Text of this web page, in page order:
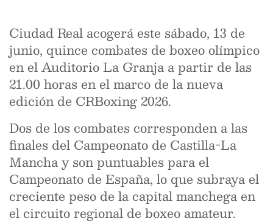
Ciudad Real acogerá este sábado, 13 de
junio, quince combates de boxeo olímpico
en el Auditorio La Granja a partir de las
21.00 horas en el marco de la nueva
edición de CRBoxing 2026.
Dos de los combates corresponden a las
finales del Campeonato de Castilla-La
Mancha y son puntuables para el
Campeonato de España, lo que subraya el
creciente peso de la capital manchega en
el circuito regional de boxeo amateur.